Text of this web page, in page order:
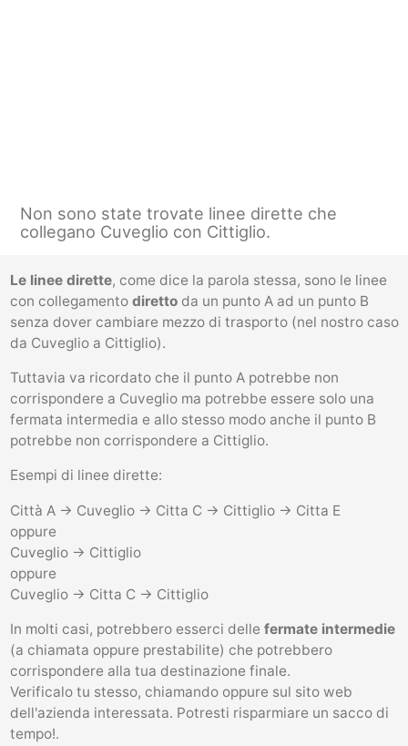
Non sono state trovate linee dirette che
collegano Cuveglio con Cittiglio.
Le linee dirette, come dice la parola stessa, sono le linee
con collegamento direttoda un punto A ad un punto B
senza dover cambiare mezzo di trasporto (nel nostro caso
da Cuveglio a Cittiglio).
Tuttavia va ricordato che il punto A potrebbe non
corrispondere a Cuveglio ma potrebbe essere solo una
fermata intermedia e allo stesso modo anche il punto B
potrebbe non corrispondere a Cittiglio.
Esempi di linee dirette:
Città A -> Cuveglio -> Citta C -> Cittiglio -> Citta E
oppure
Cuveglio -> Cittiglio
oppure
Cuveglio -> Citta C -> Cittiglio
In molti casi, potrebbero esserci delle fermate intermedie
(a chiamata oppure prestabilite) che potrebbero
corrispondere alla tua destinazione finale.
Verificalo tu stesso, chiamando oppure sul sito web
dell'azienda interessata. Potresti risparmiare un sacco di
tempo!.